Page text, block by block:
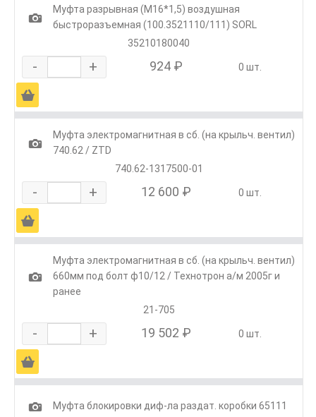
1
Муфта разрывная (М16*1,5) воздушная
быстроразъемная (100.3521110/111) SORL
35210180040
- + 924 ₽ 0 шт.
Ä
1
Муфта электромагнитная в сб. (на крыльч. вентил)
740.62 / ZTD
740.62-1317500-01
- + 12 600 ₽ 0 шт.
Ä
1
Муфта электромагнитная в сб. (на крыльч. вентил)
660мм под болт ф10/12 / Технотрон а/м 2005г и
ранее
21-705
- + 19 502 ₽ 0 шт.
Ä
1
Муфта блокировки диф-ла раздат. коробки 65111